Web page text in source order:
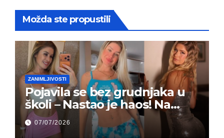
Možda ste propustili
ZANIMLJIVOSTI
Pojavila se bez grudnjaka u
školi – Nastao je haos! Na
grupi je majke napale (FOTO)
07/07/2026